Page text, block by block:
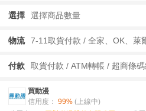
選擇 選擇商品數量
物流
付款 取貨付款 / ATM轉帳 / 超商條
買動漫
信用度： 99% (上線中)